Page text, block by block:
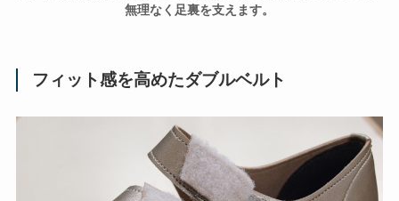
無理なく足裏を支えます。
フィット感を高めたダブルベルト